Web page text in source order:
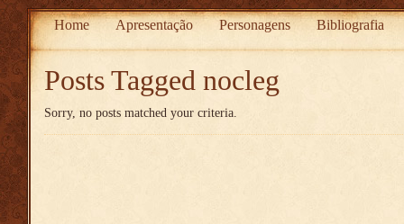
Home Apresentação Personagens Bibliografia
Posts Tagged nocleg
Sorry, no posts matched your criteria.